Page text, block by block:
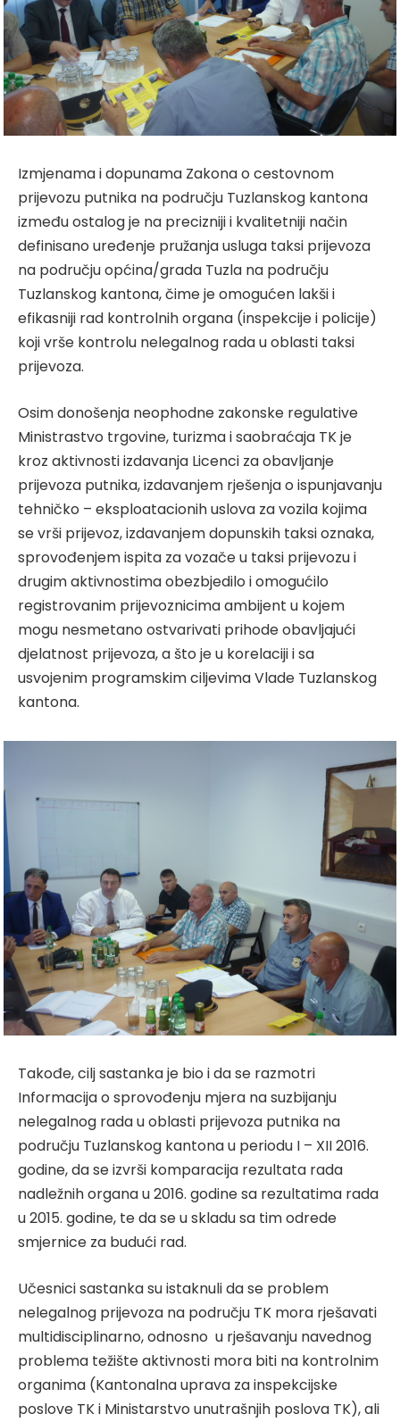
Izmjenama i dopunama Zakona o cestovnom
prijevozu putnika na području Tuzlanskog kantona
između ostalog je na precizniji i kvalitetniji način
definisano uređenje pružanja usluga taksi prijevoza
na području općina/grada Tuzla na području
Tuzlanskog kantona, čime je omogućen lakši i
efikasniji rad kontrolnih organa (inspekcije i policije)
koji vrše kontrolu nelegalnog rada u oblasti taksi
prijevoza.
Osim donošenja neophodne zakonske regulative
Ministrastvo trgovine, turizma i saobraćaja TK je
kroz aktivnosti izdavanja Licenci za obavljanje
prijevoza putnika, izdavanjem rješenja o ispunjavanju
tehničko – eksploatacionih uslova za vozila kojima
se vrši prijevoz, izdavanjem dopunskih taksi oznaka,
sprovođenjem ispita za vozače u taksi prijevozu i
drugim aktivnostima obezbjedilo i omogućilo
registrovanim prijevoznicima ambijent u kojem
mogu nesmetano ostvarivati prihode obavljajući
djelatnost prijevoza, a što je u korelaciji i sa
usvojenim programskim ciljevima Vlade Tuzlanskog
kantona.
Takođe, cilj sastanka je bio i da se razmotri
Informacija o sprovođenju mjera na suzbijanju
nelegalnog rada u oblasti prijevoza putnika na
području Tuzlanskog kantona u periodu I – XII 2016.
godine, da se izvrši komparacija rezultata rada
nadležnih organa u 2016. godine sa rezultatima rada
u 2015. godine, te da se u skladu sa tim odrede
smjernice za budući rad.
Učesnici sastanka su istaknuli da se problem
nelegalnog prijevoza na području TK mora rješavati
multidisciplinarno, odnosno u rješavanju navednog
problema težište aktivnosti mora biti na kontrolnim
organima (Kantonalna uprava za inspekcijske
poslove TK i Ministarstvo unutrašnjih poslova TK), ali